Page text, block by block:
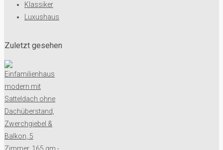
Klassiker
Luxushaus
Zuletzt gesehen